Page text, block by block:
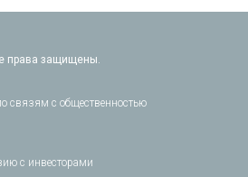
права защищены.
связям с общественностью
с инвесторами